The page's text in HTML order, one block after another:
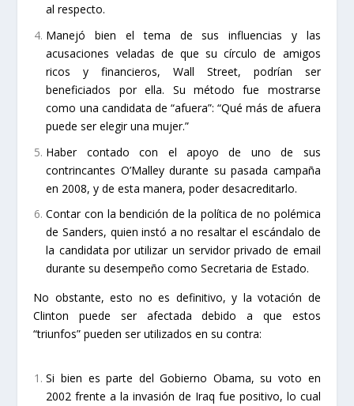
al respecto.
Manejó bien el tema de sus influencias y las
acusaciones veladas de que su círculo de amigos
ricos y financieros, Wall Street, podrían ser
beneficiados por ella. Su método fue mostrarse
como una candidata de “afuera”: “Qué más de afuera
puede ser elegir una mujer.”
Haber contado con el apoyo de uno de sus
contrincantes O’Malley durante su pasada campaña
en 2008, y de esta manera, poder desacreditarlo.
Contar con la bendición de la política de no polémica
de Sanders, quien instó a no resaltar el escándalo de
la candidata por utilizar un servidor privado de email
durante su desempeño como Secretaria de Estado.
No obstante, esto no es definitivo, y la votación de
Clinton puede ser afectada debido a que estos
“triunfos” pueden ser utilizados en su contra:
Si bien es parte del Gobierno Obama, su voto en
2002 frente a la invasión de Iraq fue positivo, lo cual